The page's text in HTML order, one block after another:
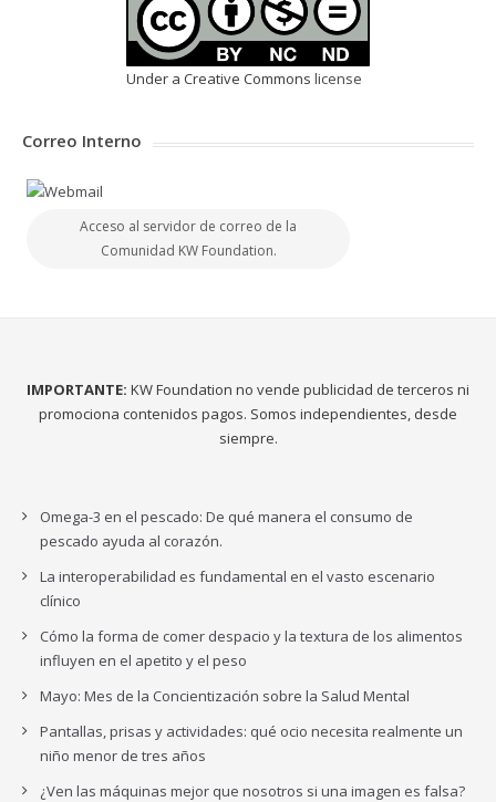
Under a Creative Commons license
Correo Interno
Acceso al servidor de correo de la
Comunidad KW Foundation.
IMPORTANTE: KW Foundation no vende publicidad de terceros ni
promociona contenidos pagos. Somos independientes, desde
siempre.
Omega-3 en el pescado: De qué manera el consumo de
pescado ayuda al corazón.
La interoperabilidad es fundamental en el vasto escenario
clínico
Cómo la forma de comer despacio y la textura de los alimentos
influyen en el apetito y el peso
Mayo: Mes de la Concientización sobre la Salud Mental
Pantallas, prisas y actividades: qué ocio necesita realmente un
niño menor de tres años
¿Ven las máquinas mejor que nosotros si una imagen es falsa?